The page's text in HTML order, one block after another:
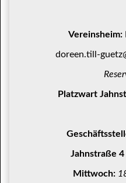
Vereinsheim:
doreen.till-
Platzwart
Jahnstraße
Mittwoch: